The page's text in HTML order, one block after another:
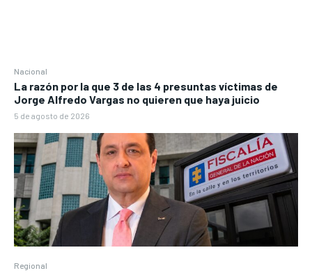
Nacional
La razón por la que 3 de las 4 presuntas víctimas de
Jorge Alfredo Vargas no quieren que haya juicio
5 de agosto de 2026
Regional